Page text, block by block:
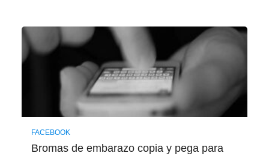
FACEBOOK
Bromas de embarazo copia y pega para